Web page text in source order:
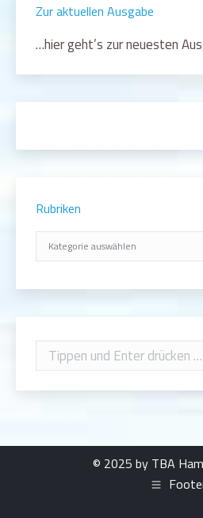
Zur aktuellen Ausgabe
…hier geht’s zur neuesten
Rubriken
Rubriken
Search:
© 2025 by TBA